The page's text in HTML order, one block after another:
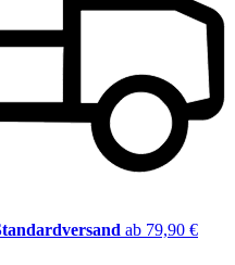
ab 79,90 €